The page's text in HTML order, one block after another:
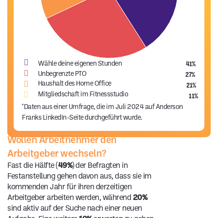
Wähle deine eigenen Stunden 41%
Unbegrenzte PTO 27%
Haushalt des Home Office 21%
Mitgliedschaft im Fitnessstudio 11%
*Daten aus einer Umfrage, die im Juli 2024 auf Anderson
Franks LinkedIn-Seite durchgeführt wurde.
Wollen Arbeitnehmer den
Arbeitgeber wechseln?
Fast die Hälfte (49%) der Befragten in
Festanstellung gehen davon aus, dass sie im
kommenden Jahr für ihren derzeitigen
Arbeitgeber arbeiten werden, während 20%
sind aktiv auf der Suche nach einer neuen